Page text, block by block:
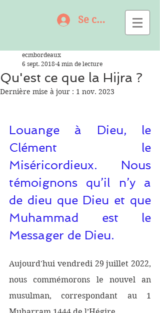
Se connecter
Qu'est ce que la Hijra ?
ecmbordeaux
6 sept. 2018 4 min de lecture
Dernière mise à jour : 1 nov. 2023
Louange à Dieu, le
Clément le
Miséricordieux. Nous
témoignons qu’il n’y a
de dieu que Dieu et que
Muhammad est le
Messager de Dieu.
Aujourd'hui vendredi 29 juillet 2022,
nous commémorons le nouvel an
musulman, correspondant au 1